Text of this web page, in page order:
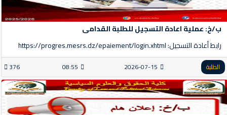
ب/خ: عملية اعادة التسجيل للطلبة القدامى
رابط أعادة التسجيل: https://progres.mesrs.dz/epaiement/login.xhtml
الطلبة 2026-07-15
08:55
376